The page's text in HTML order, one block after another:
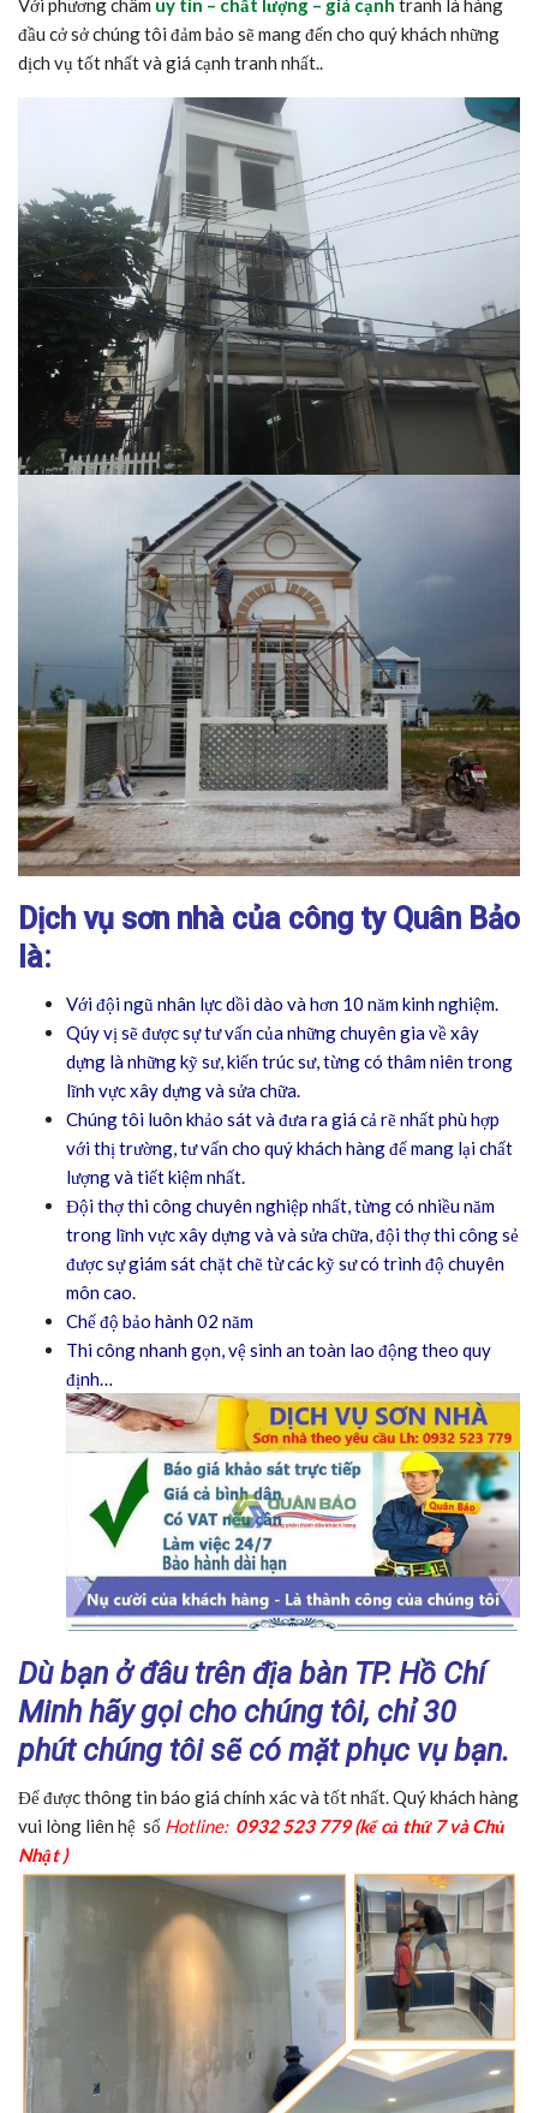
Với phương châm uy tín – chất lượng – giá cạnh tranh là hàng
đầu cở sở chúng tôi đảm bảo sẽ mang đến cho quý khách những
dịch vụ tốt nhất và giá cạnh tranh nhất..
Dịch vụ sơn nhà của công ty Quân Bảo
là:
Với đội ngũ nhân lực dồi dào và hơn 10 năm kinh nghiệm.
Qúy vị sẽ được sự tư vấn của những chuyên gia về xây
dựng là những kỹ sư, kiến trúc sư, từng có thâm niên trong
lĩnh vực xây dựng và sửa chữa.
Chúng tôi luôn khảo sát và đưa ra giá cả rẽ nhất phù hợp
với thị trường, tư vấn cho quý khách hàng để mang lại chất
lượng và tiết kiệm nhất.
Đội thợ thi công chuyên nghiệp nhất, từng có nhiều năm
trong lĩnh vực xây dựng và và sửa chữa, đội thợ thi công sẻ
được sự giám sát chặt chẽ từ các kỹ sư có trình độ chuyên
môn cao.
Chế độ bảo hành 02 năm
Thi công nhanh gọn, vệ sinh an toàn lao động theo quy
định…
Dù bạn ở đâu trên địa bàn TP. Hồ Chí
Minh hãy gọi cho chúng tôi, chỉ 30
phút chúng tôi sẽ có mặt phục vụ bạn.
Để được thông tin báo giá chính xác và tốt nhất. Quý khách hàng
vui lòng liên hệ số Hotline: 0932 523 779(kể cả thứ 7 và Chủ
Nhật )